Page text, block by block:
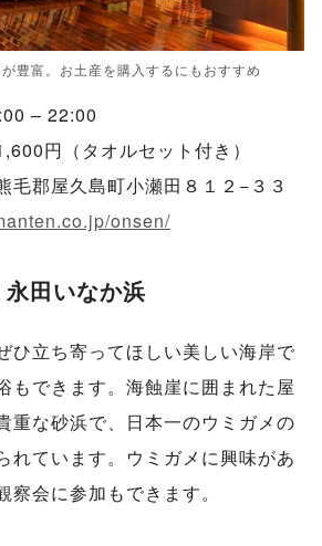
豊富。お土産を購入するにもおすすめ
– 22:00
円（タオルセット付き）
毛郡屋久島町小瀬田８１２−３３
onsen/
田いなか浜
ひ立ち寄ってほしい美しい海岸で
もできます。海蝕崖に囲まれた屋
重な砂浜で、日本一のウミガメの
れています。ウミガメに興味があ
察会に参加もできます。